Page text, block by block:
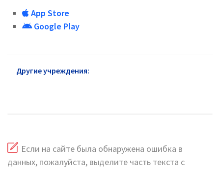
App Store
Google Play
Другие учреждения:
Если на сайте была обнаружена ошибка в
данных, пожалуйста, выделите часть текста с